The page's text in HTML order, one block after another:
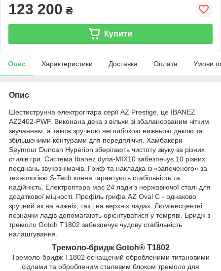
123 200 ₴
Купити
Опис Характеристики Доставка Оплата Умови
Опис
Шестиструнна електрогітара серії AZ Prestige, це IBANEZ
AZ2402-PWF. Виконана дека з вільхи зі збалансованим чітким
звучанням, а також зручною неглибокою нижньою декою та
збільшеними контурами для передпліччя. Хамбакери -
Seymour Duncan Hyperion зберігають чистоту звуку за різних
стилів гри. Система Ibanez dyna-MIX10 забезпечує 10 різних
поєднань звукознімачів. Гриф та накладка із «запеченого» за
технологією S-Tech клена гарантують стабільність та
надійність. Електрогітара має 24 лади з нержавіючої сталі для
додаткової міцності. Профіль грифа AZ Oval C - однаково
зручний як на нижніх, так і на верхніх ладах. Люмінесцентні
позначки ладів допомагають орієнтуватися у темряві. Бридж з
тремоло Gotoh T1802 забезпечує чудову стабільність
налаштування.
Тремоло-бридж Gotoh® T1802
Тремоло-бридж T1802 оснащений обробленими титановими
сідлами та обробленим сталевим блоком тремоло для